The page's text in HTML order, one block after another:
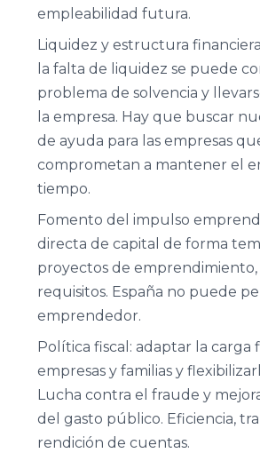
les
AVE
empleabilidad futura.
Liquidez y estructura
la falta de liquidez se puede
problema de solvencia y
la empresa. Hay que buscar
de ayuda para las empresas
comprometan a mantener el
tiempo.
Fomento del impulso
directa de capital de forma
proyectos de emprendimiento,
requisitos. España no puede
emprendedor.
Política fiscal: adaptar la carga
empresas y familias y
Lucha contra el fraude y
del gasto público. Eficiencia,
rendición de cuentas.